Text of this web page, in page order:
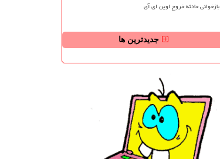
بازخوانی حادثه خروج اوپن ای آی
جدیدترین ها